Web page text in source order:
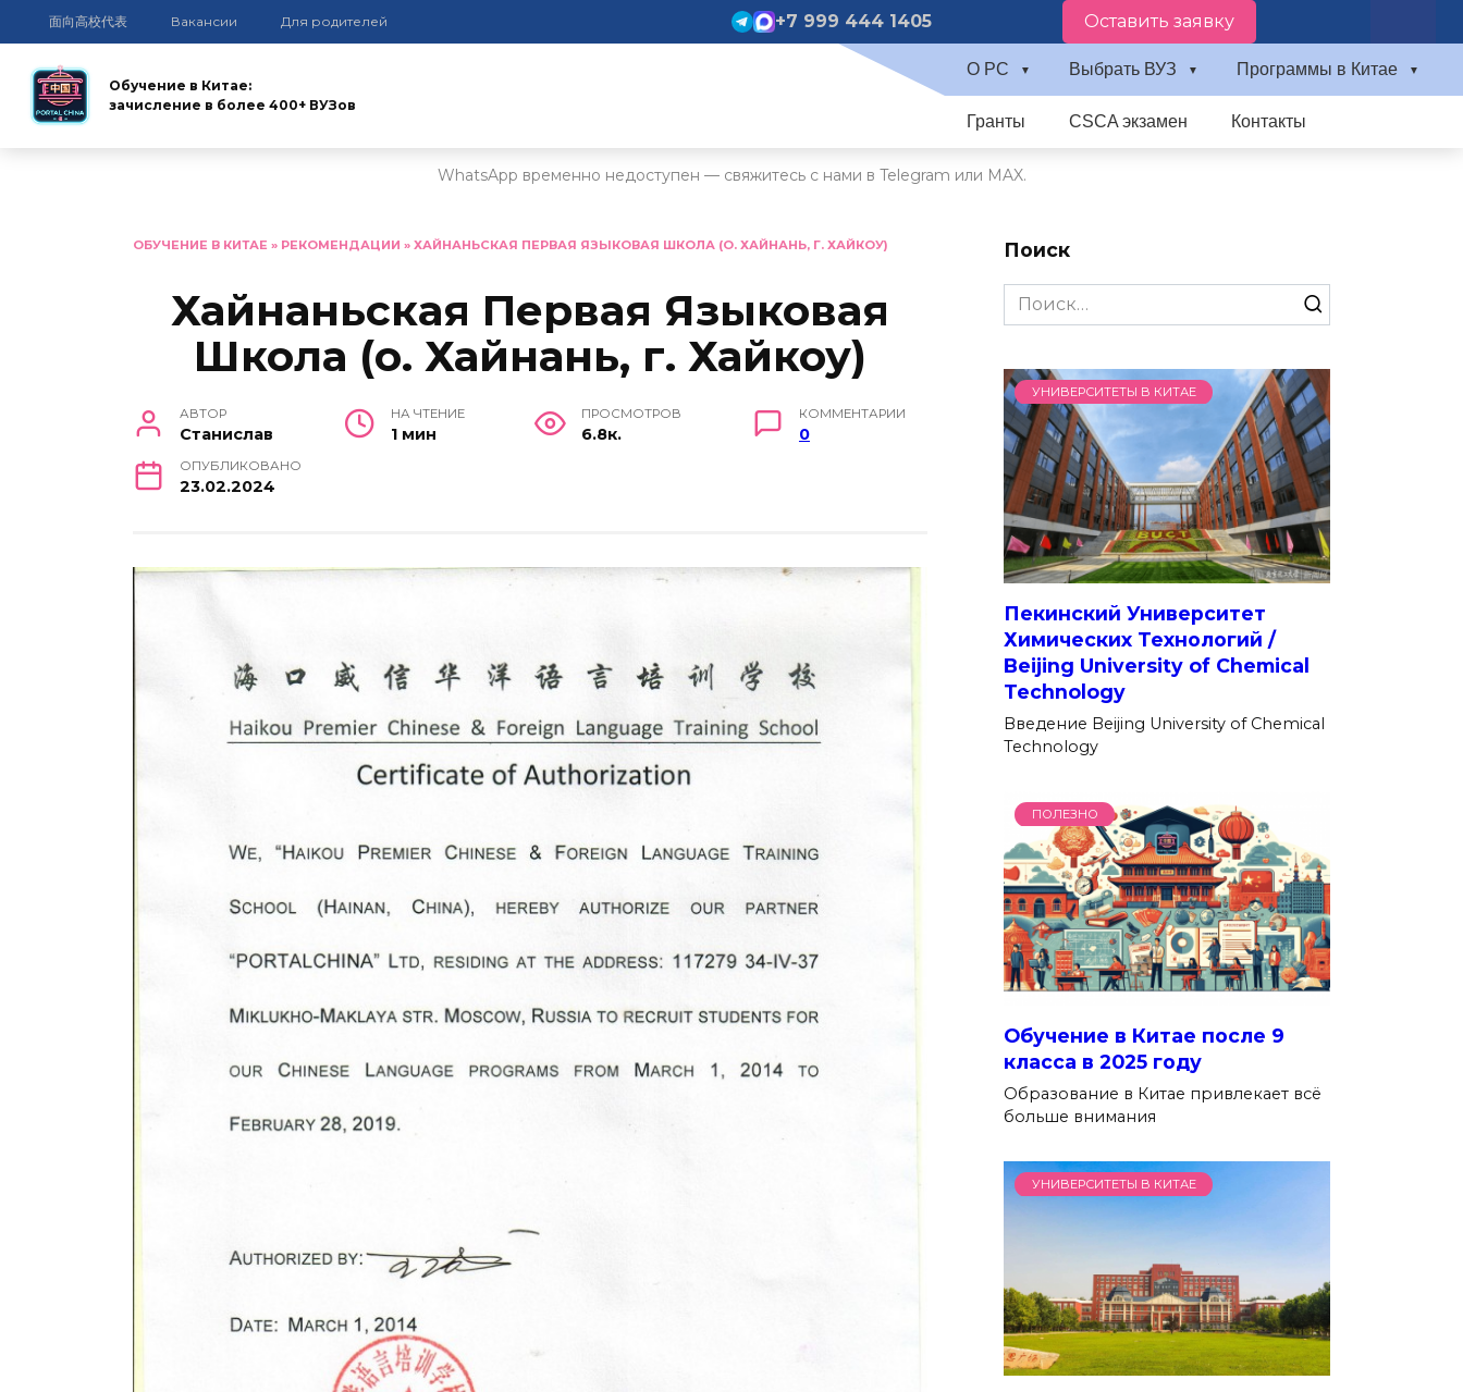
面向高校代表 Вакансии Для родителей +7 999 444 1405 Оставить заявку
Обучение в Китае:
зачисление в более 400+ ВУЗов
О PC Выбрать ВУЗ Программы в Китае
Гранты CSCA экзамен Контакты
WhatsApp временно недоступен — свяжитесь с нами в Telegram или MAX.
ОБУЧЕНИЕ В КИТАЕ » РЕКОМЕНДАЦИИ » ХАЙНАНЬСКАЯ ПЕРВАЯ ЯЗЫКОВАЯ ШКОЛА (О. ХАЙНАНЬ, Г. ХАЙКОУ)
Хайнаньская Первая Языковая
Школа (о. Хайнань, г. Хайкоу)
АВТОР
Станислав
НА ЧТЕНИЕ
1 мин
ПРОСМОТРОВ
6.8к.
КОММЕНТАРИИ
0
ОПУБЛИКОВАНО
23.02.2024
Поиск
Search
for:
УНИВЕРСИТЕТЫ В КИТАЕ
Пекинский Университет
Химических Технологий /
Beijing University of Chemical
Technology
Введение Beijing University of Chemical
Technology
ПОЛЕЗНО
Обучение в Китае после 9
класса в 2025 году
Образование в Китае привлекает всё
больше внимания
УНИВЕРСИТЕТЫ В КИТАЕ